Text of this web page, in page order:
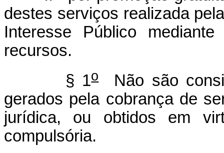
destes serviços realizada
Interesse Público
recursos.
§ 1oNão são
gerados pela cobrança de
jurídica, ou obtidos em
compulsória.